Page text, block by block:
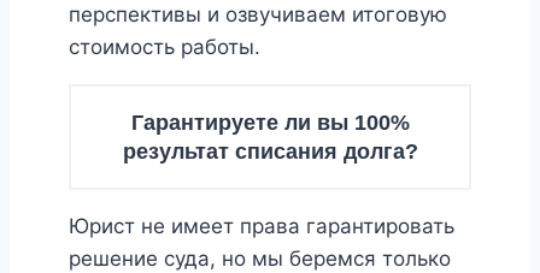
перспективы и озвучиваем итоговую
стоимость работы.
Гарантируете ли вы 100%
результат списания долга?
Юрист не имеет права гарантировать
решение суда, но мы беремся только